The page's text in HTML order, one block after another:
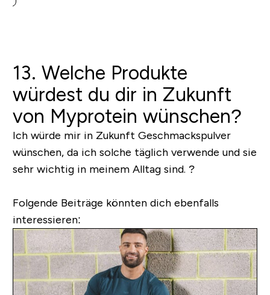
13. Welche Produkte
würdest du dir in Zukunft
von Myprotein wünschen?
Ich würde mir in Zukunft Geschmackspulver
wünschen, da ich solche täglich verwende und sie
sehr wichtig in meinem Alltag sind. ?
Folgende Beiträge könnten dich ebenfalls
interessieren: